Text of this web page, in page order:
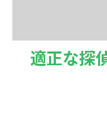
適正な探